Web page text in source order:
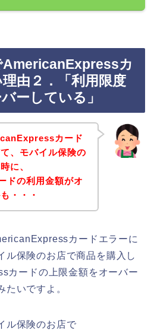
AmericanExpressカ
由２．「利用限度
ーしている」
カード
、モバイル保険の
に、
の利用金額がオ
・・・
カードエラーに
ル保険のお店で商品を購入し
カードの上限金額をオーバー
たいですよ。
ル保険のお店で